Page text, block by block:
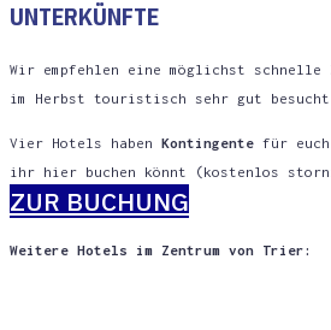
UNTER­KÜNF­TE
Wir emp­feh­len eine mög­lichst schnel­le
im Herbst tou­ris­tisch sehr gut
Vier Hotels haben Kon­tin­gen­te für
ihr hier buchen könnt (kos­ten­los
ZUR BUCHUNG
Wei­te­re Hotels im Zen­trum von Trier: